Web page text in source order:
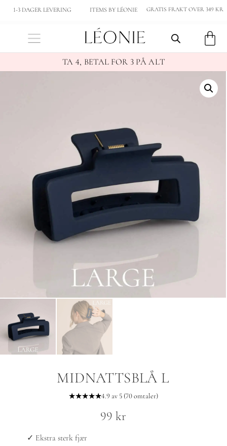
1-3 DAGER LEVERING ITEMS BY LÉONIE GRATIS FRAKT OVER 349 KR
TA 4, BETAL FOR 3 PÅ ALT
MIDNATTSBLÅ L
★★★★★4.9 av 5 (70 omtaler)
99 kr
✓ Ekstra sterk fjær